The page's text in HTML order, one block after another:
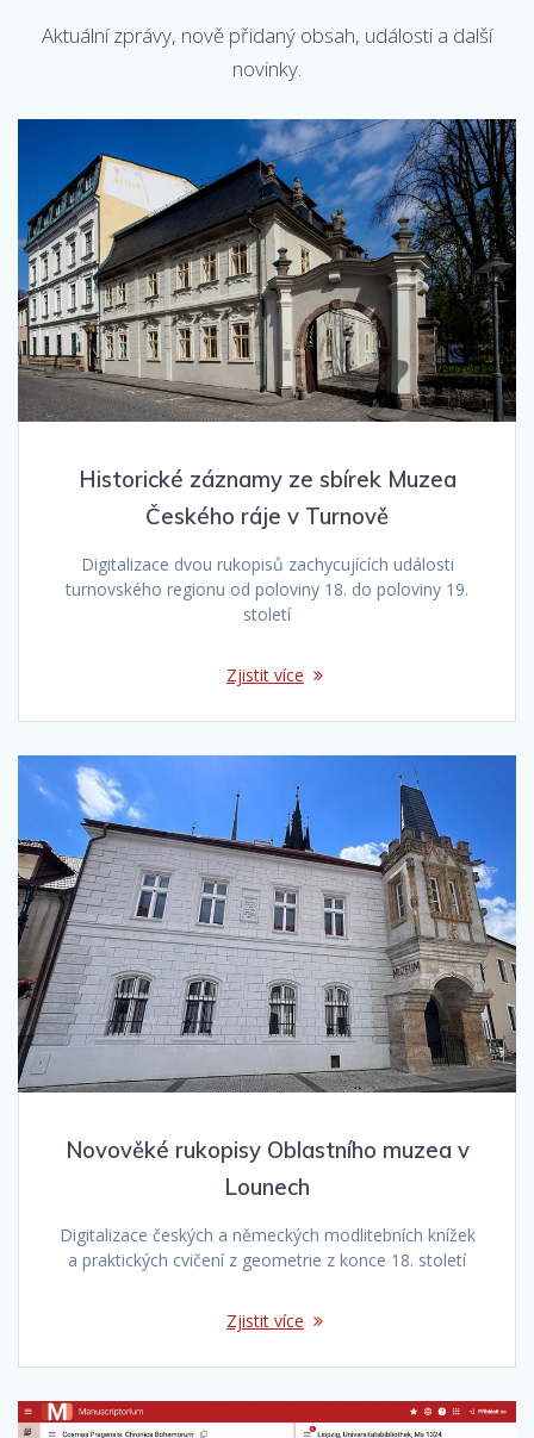
Aktuální zprávy, nově přidaný obsah, události a další
novinky.
Historické záznamy ze sbírek Muzea
Českého ráje v Turnově
Digitalizace dvou rukopisů zachycujících události
turnovského regionu od poloviny 18. do poloviny 19.
století
Zjistit více
Novověké rukopisy Oblastního muzea v
Lounech
Digitalizace českých a německých modlitebních knížek
a praktických cvičení z geometrie z konce 18. století
Zjistit více